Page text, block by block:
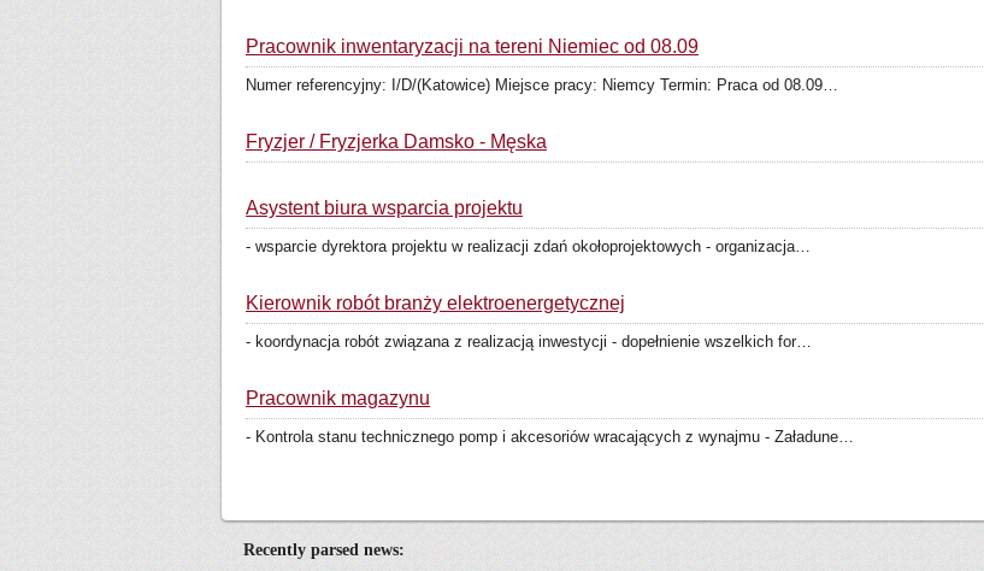
Pracownik inwentaryzacji na tereni Niemiec od 08.09
Numer referencyjny: I/D/(Katowice) Miejsce pracy: Niemcy Termin: Praca od 08.09…
Fryzjer / Fryzjerka Damsko - Męska
Asystent biura wsparcia projektu
- wsparcie dyrektora projektu w realizacji zdań okołoprojektowych - organizacja…
Kierownik robót branży elektroenergetycznej
- koordynacja robót związana z realizacją inwestycji - dopełnienie wszelkich for…
Pracownik magazynu
- Kontrola stanu technicznego pomp i akcesoriów wracających z wynajmu - Załadune…
Recently parsed news: